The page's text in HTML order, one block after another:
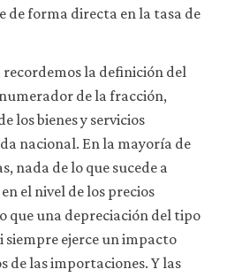
de forma directa en la tasa de
la definición del
de la fracción,
los bienes y servicios
nacional. En la mayoría de
nada de lo que sucede a
el nivel de los precios
que una depreciación del tipo
siempre ejerce un impacto
de las importaciones. Y las